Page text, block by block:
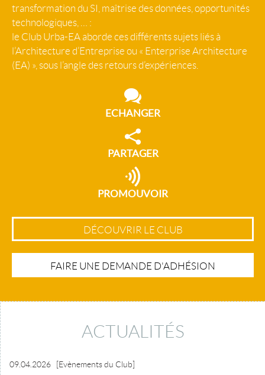
transformation du SI, maîtrise des données, opportunités
technologiques, … :
le Club Urba-EA aborde ces différents sujets liés à
l’Architecture d’Entreprise ou « Enterprise Architecture
(EA) », sous l’angle des retours d’expériences.
ECHANGER
PARTAGER
PROMOUVOIR
DÉCOUVRIR LE CLUB
FAIRE UNE DEMANDE D'ADHÉSION
ACTUALITÉS
09.04.2026 [Evènements du Club]